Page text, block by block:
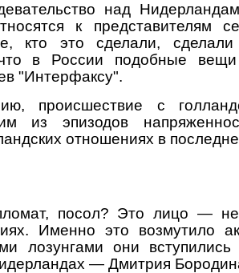
над
к представителям
кто это сделали,
что в России подобные
"Интерфаксу".
происшествие с
из эпизодов
отношениях в
посол? Это лицо —
Именно это возмутило
лозунгами они
— Дмитрия